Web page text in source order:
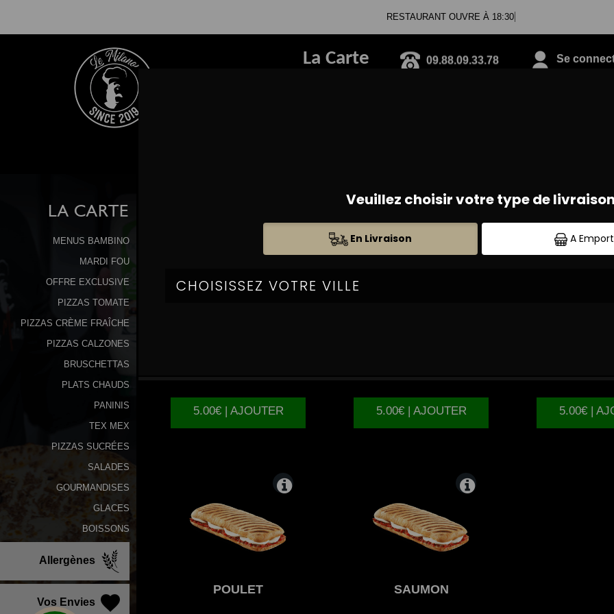
RESTAURANT OUVRE À 18:30
La Carte 09.88.09.33.78 Se
LA CARTE
MENUS BAMBINO
MARDI FOU
OFFRE EXCLUSIVE
PIZZAS TOMATE
PIZZAS CRÈME FRAÎCHE
PIZZAS CALZONES
BRUSCHETTAS
PLATS CHAUDS
PANINIS
TEX MEX
PIZZAS SUCRÉES
SALADES
GOURMANDISES
GLACES
BOISSONS
Allergènes
Vos Envies
PANINIS
5.00€ | AJOUTER 5.00€ | AJOUTER 5.00€ |
POULET SAUMON